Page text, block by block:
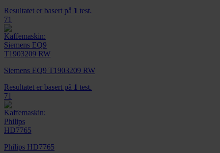
Resultatet er basert på 1 test.
71
Siemens EQ9 T1903209 RW
Resultatet er basert på 1 test.
71
Philips HD7765